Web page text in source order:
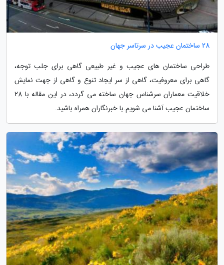
28 ساختمان عجیب در سرتاسر جهان
طراحی ساختمان های عجیب و غیر طبیعی گاهی برای جلب توجه،
گاهی برای معروفیت، گاهی از سر ایجاد تنوع و گاهی از جهت نمایش
خلاقیت معماران سرشناس جهان ساخته می گردد، در این مقاله با 28
ساختمان عجیب آشنا می شویم.با خبرنگاران همراه باشید.